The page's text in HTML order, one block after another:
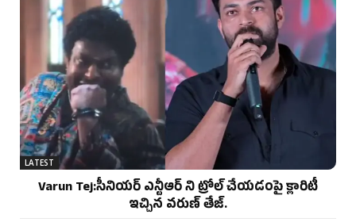
LATEST
Varun Tej:సీనియర్ ఎన్టీఆర్ ని ట్రోల్ చేయడంపై క్లారిటీ
ఇచ్చిన వరుణ్ తేజ్.